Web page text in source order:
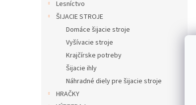
Lesníctvo
ŠIJACIE STROJE
Domáce šijacie stroje
Vyšívacie stroje
Krajčírske potreby
Šijacie ihly
Náhradné diely pre šijacie stroje
HRAČKY